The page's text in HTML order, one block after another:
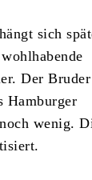
sich
Der
Hamburger
wenig.